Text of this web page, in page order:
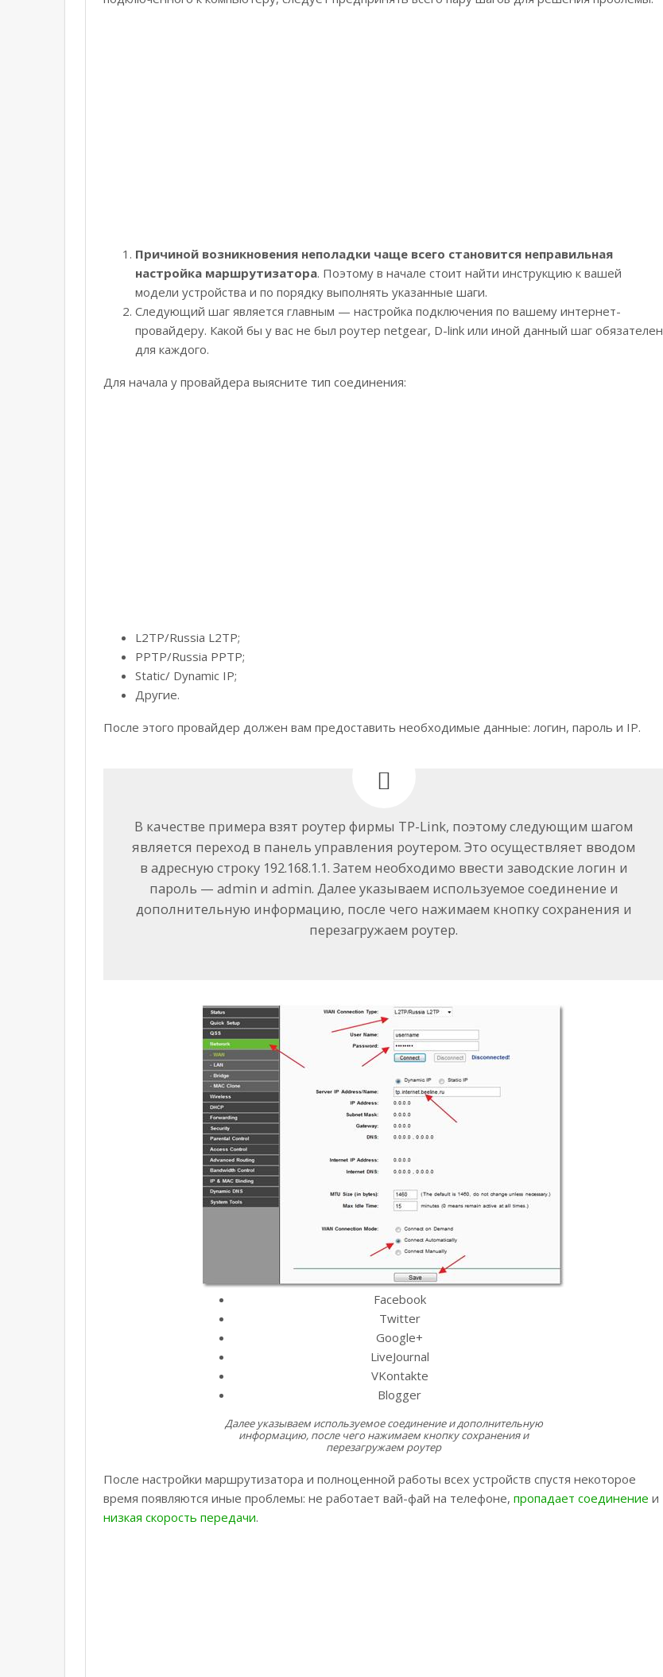
Причиной возникновения неполадки чаще всего становится неправильная
настройка маршрутизатора. Поэтому в начале стоит найти инструкцию к вашей
модели устройства и по порядку выполнять указанные шаги.
Следующий шаг является главным — настройка подключения по вашему интернет-
провайдеру. Какой бы у вас не был роутер netgear, D-link или иной данный шаг обязателен
для каждого.
Для начала у провайдера выясните тип соединения:
L2TP/Russia L2TP;
PPTP/Russia PPTP;
Static/ Dynamic IP;
Другие.
После этого провайдер должен вам предоставить необходимые данные: логин, пароль и IP.
В качестве примера взят роутер фирмы TP-Link, поэтому следующим шагом
является переход в панель управления роутером. Это осуществляет вводом
в адресную строку 192.168.1.1. Затем необходимо ввести заводские логин и
пароль — admin и admin. Далее указываем используемое соединение и
дополнительную информацию, после чего нажимаем кнопку сохранения и
перезагружаем роутер.
Facebook
Twitter
Google+
LiveJournal
VKontakte
Blogger
Далее указываем используемое соединение и дополнительную
информацию, после чего нажимаем кнопку сохранения и
перезагружаем роутер
После настройки маршрутизатора и полноценной работы всех устройств спустя некоторое
время появляются иные проблемы: не работает вай-фай на телефоне, пропадает соединение и
низкая скорость передачи.